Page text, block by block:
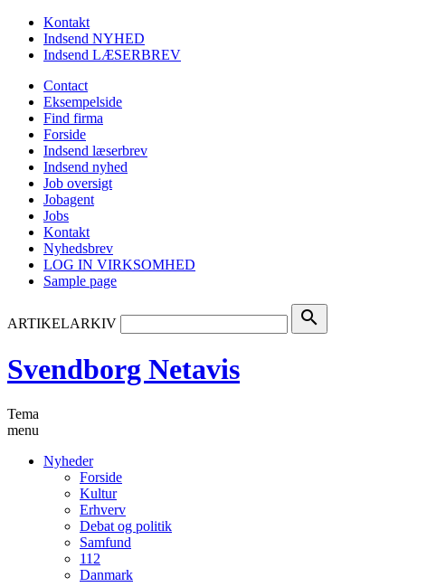
Kontakt
Indsend NYHED
Indsend LÆSERBREV
Contact
Eksempelside
Find firma
Forside
Indsend læserbrev
Indsend nyhed
Job oversigt
Jobagent
Jobs
Kontakt
Nyhedsbrev
LOG IN VIRKSOMHED
Sample page
ARTIKELARKIV search
Svendborg Netavis
Tema
menu
Nyheder
Forside
Kultur
Erhverv
Debat og politik
Samfund
112
Danmark